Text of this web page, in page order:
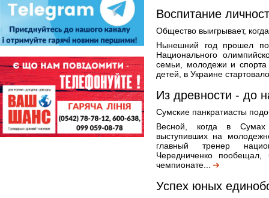
Воспитание
Общество выигрывает,
Нынешний год прошел
Национального
семьи, молодежи и
детей, в Украине
Из древности - до
Сумские панкратиасты
Весной, когда в Сумах
выступивших на
главный тренер
Чередниченко пообещал,
чемпионате...
Успех юных